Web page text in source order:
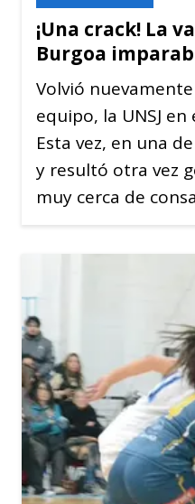
¡Una crack! La
Burgoa
Volvió
equipo, la UNSJ
Esta vez, en una
y resultó otra vez
muy cerca de